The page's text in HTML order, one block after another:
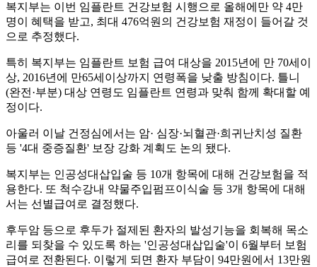
복지부는 이번 임플란트 건강보험 시행으로 올해에만 약 4만
명이 혜택을 받고, 최대 476억원의 건강보험 재정이 들어갈 것
으로 추정했다.
특히 복지부는 임플란트 보험 급여 대상을 2015년에 만 70세이
상, 2016년에 만65세이상까지 연령폭을 낮출 방침이다. 틀니
(완전·부분) 대상 연령도 임플란트 연령과 맞춰 함께 확대할 예
정이다.
아울러 이날 건정심에서는 암· 심장·뇌혈관·희귀난치성 질환
등 '4대 중증질환' 보장 강화 계획도 논의 됐다.
복지부는 인공성대삽입술 등 10개 항목에 대해 건강보험을 적
용한다. 또 척수강내 약물주입펌프이식술 등 3개 항목에 대해
서는 선별급여로 결정했다.
후두암 등으로 후두가 절제된 환자의 발성기능을 회복해 목소
리를 되찾을 수 있도록 하는 '인공성대삽입술'이 6월부터 보험
급여로 전환된다. 이렇게 되면 환자 부담이 94만원에서 13만원